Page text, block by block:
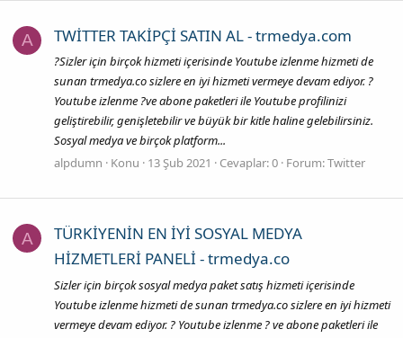
A TWİTTER TAKİPÇİ SATIN AL - trmedya.com
?Sizler için birçok hizmeti içerisinde Youtube izlenme hizmeti de
sunan trmedya.co sizlere en iyi hizmeti vermeye devam ediyor. ?
Youtube izlenme ?ve abone paketleri ile Youtube profilinizi
geliştirebilir, genişletebilir ve büyük bir kitle haline gelebilirsiniz.
Sosyal medya ve birçok platform...
alpdumn
Konu 13 Şub 2021 Cevaplar: 0 Forum:Twitter
A
TÜRKİYENİN EN İYİ SOSYAL MEDYA
HİZMETLERİ PANELİ - trmedya.co
Sizler için birçok sosyal medya paket satış hizmeti içerisinde
Youtube izlenme hizmeti de sunan trmedya.co sizlere en iyi hizmeti
vermeye devam ediyor. ? Youtube izlenme ? ve abone paketleri ile